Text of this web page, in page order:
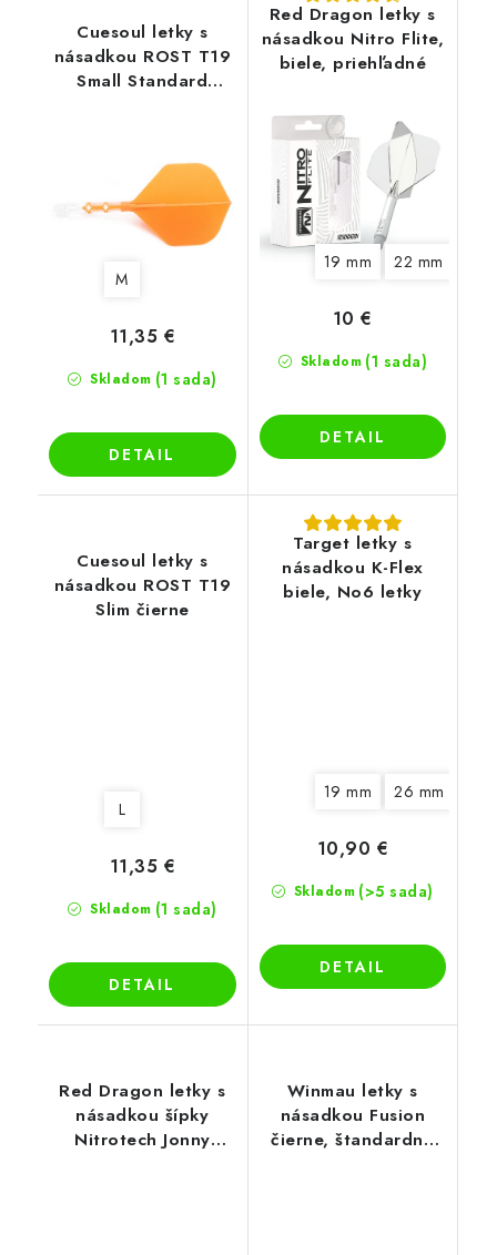
Cuesoul letky s
násadkou ROST T19
Small Standard
M
Skladom (1 sada)
11,35 €
DETAIL
Red Dragon letky s
násadkou Nitro Flite,
biele, priehľadné
19 mm 22 mm
Skladom (1 sada)
10 €
DETAIL
Cuesoul letky s
násadkou ROST T19
Slim čierne
L
Skladom (1 sada)
11,35 €
DETAIL
Target letky s
násadkou K-Flex
biele, No6 letky
19 mm 26 mm
Skladom (>5 sada)
10,90 €
DETAIL
Red Dragon letky s
násadkou šípky
Nitrotech Jonny
Winmau letky s
násadkou Fusion
čierne, štandardné